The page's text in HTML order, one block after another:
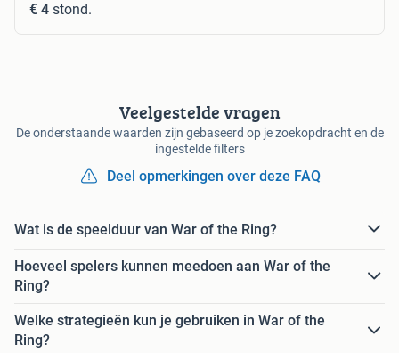
€ 4 stond.
Veelgestelde vragen
De onderstaande waarden zijn gebaseerd op je zoekopdracht en de
ingestelde filters
Deel opmerkingen over deze FAQ
Wat is de speelduur van War of the Ring?
Hoeveel spelers kunnen meedoen aan War of the
Ring?
Welke strategieën kun je gebruiken in War of the
Ring?